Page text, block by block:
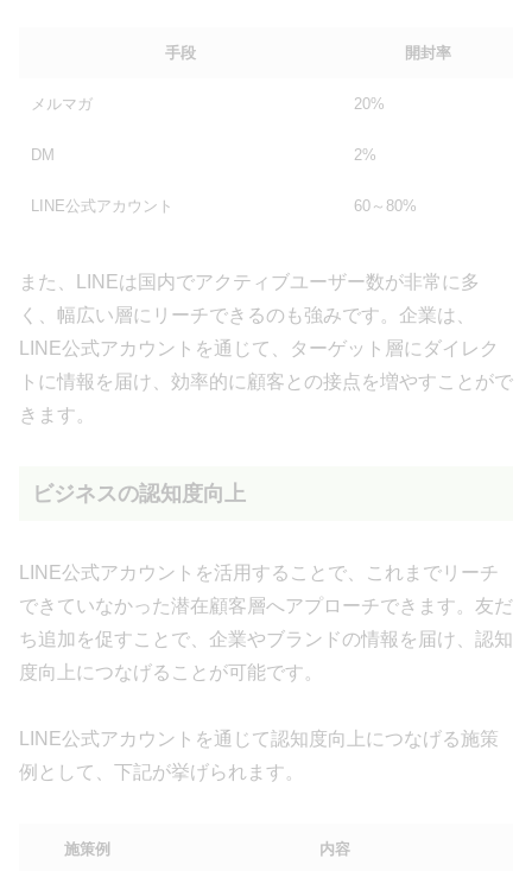
手段 開封率
メルマガ 20%
DM 2%
LINE公式アカウント 60～80%
また、LINEは国内でアクティブユーザー数が非常に多
く、幅広い層にリーチできるのも強みです。企業は、
LINE公式アカウントを通じて、ターゲット層にダイレク
トに情報を届け、効率的に顧客との接点を増やすことがで
きます。
ビジネスの認知度向上
LINE公式アカウントを活用することで、これまでリーチ
できていなかった潜在顧客層へアプローチできます。友だ
ち追加を促すことで、企業やブランドの情報を届け、認知
度向上につなげることが可能です。
LINE公式アカウントを通じて認知度向上につなげる施策
例として、下記が挙げられます。
施策例 内容